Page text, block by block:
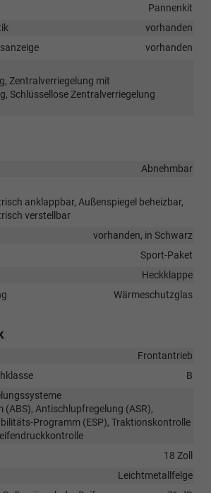
Pannenkit
vorhanden
vorhanden
Zentralverriegelung mit
Schlüssellose Zentralverriegelung
Abnehmbar
anklappbar, Außenspiegel beheizbar,
verstellbar
vorhanden, in Schwarz
Sport-Paket
Heckklappe
Wärmeschutzglas
Frontantrieb
B
(ABS), Antischlupfregelung (ASR),
Programm (ESP), Traktionskontrolle
18 Zoll
Leichtmetallfelge